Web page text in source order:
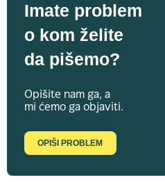
Imate problem
o kom želite
da pišemo?
Opišite nam ga, a
mi ćemo ga objaviti.
OPIŠI PROBLEM